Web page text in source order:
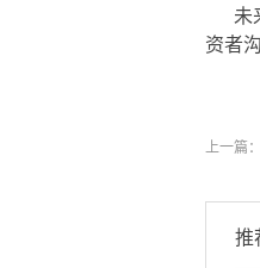
未
资者
上一篇：
推